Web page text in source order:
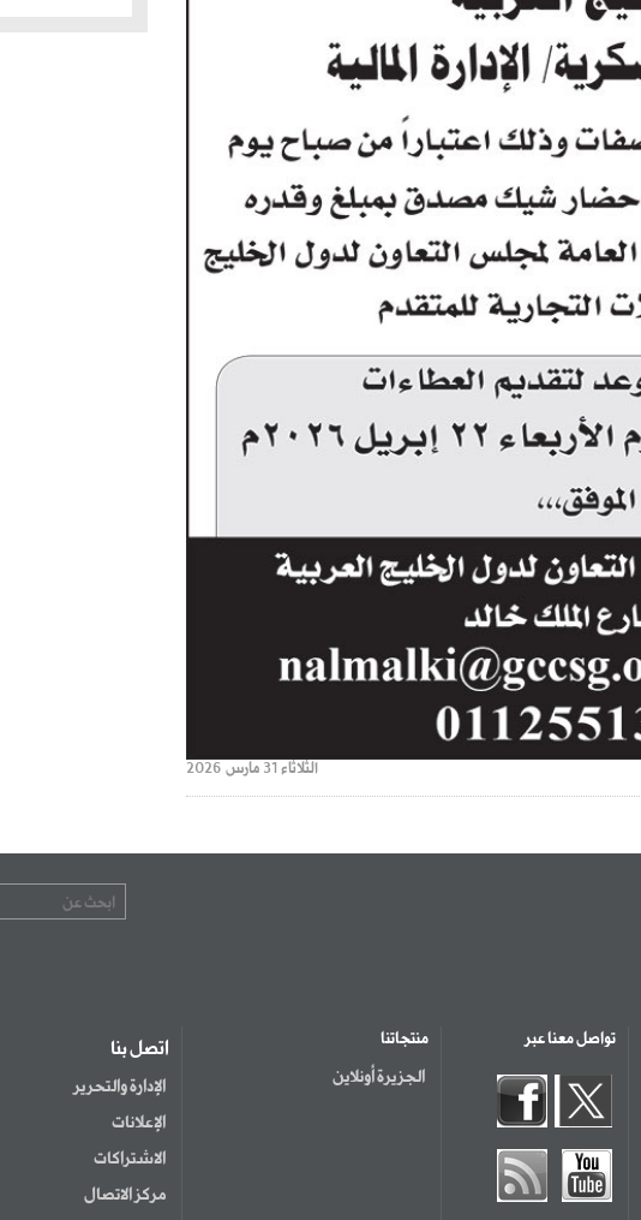
الثلاثاء 31 مارس 2026
تواصل معنا عبر منتجاتنا
الجزيرة أونلاين
اتصل بنا
الإدارة والتحرير
الإعلانات
الاشتراكات
مركز الاتصال